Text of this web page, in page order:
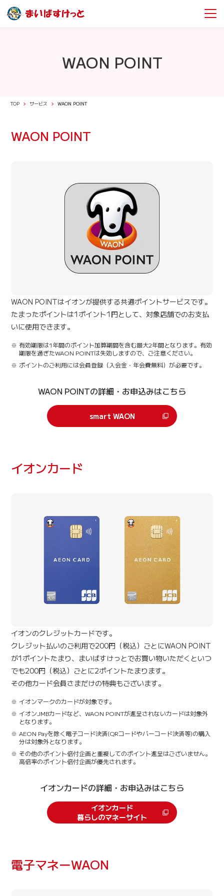
WAON POINT
TOP サービス WAON POINT
WAON POINT
WAON POINTはイオンが提供する共通ポイントサービスです。
たまったポイントは1ポイント1円として、対象店舗でのお支払
いに使用できます。
有効期限は1年間のポイント加算期間を含む最大2年間となります。有効
期限を過ぎたWAON POINTは失効しますので、ご注意ください。
ポイントのご利用には会員登録（入会金・年会費無料）が必要です。
WAON POINTの詳細・お申込みはこちら
smart WAON
イオンカード
イオンのクレジットカードです。
クレジット払いのご利用で200円（税込）ごとにWAON POINT
が1ポイントたまり、まいばすけっとでお買い物いただくといつ
でも200円（税込）ごとに2ポイントたまります。
その他カード会員さまだけの特典もございます。
イオンマークのカードが対象です。
イオンJMBカードなど、WAON POINTが進呈されないカードは対象外
となります。
AEON Payを除く電子コード決済(QRコードやバーコード決済等)の購入
分は対象外となります。
その他のポイント倍付企画と重複してのポイント進呈はございません。
高倍率のポイント倍付企画が優先されます。
イオンカードの詳細・お申込みはこちら
イオンカード
暮らしのマネーサイト
電子マネーWAON